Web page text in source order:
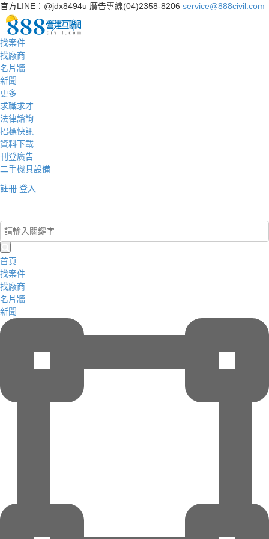
官方LINE：@jdx8494u 廣告專線(04)2358-8206 service@888civil.com
找案件
找廠商
名片牆
新聞
更多
求職求才
法律諮詢
招標快訊
資料下載
刊登廣告
二手機具設備
註冊 登入
首頁
找案件
找廠商
名片牆
新聞